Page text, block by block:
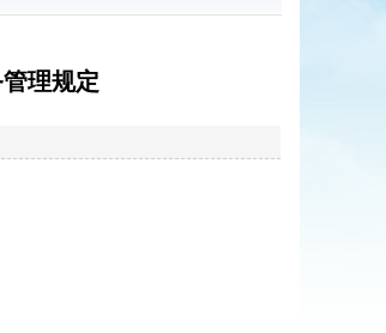
理规定